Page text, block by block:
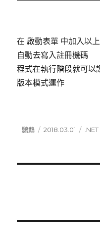
在 啟動表單 中加入以
自動去寫入註冊機碼
程式在執行階段就可
版本模式運作
作
鸚鵡
發
2018.03.01
分
.NET